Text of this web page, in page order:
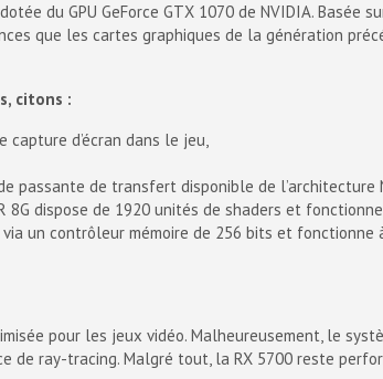
du GPU GeForce GTX 1070 de NVIDIA. Basée
que les cartes graphiques de la génération
citons :
d’écran dans le jeu,
passante de transfert disponible de l’architecture
8G dispose de 1920 unités de shaders et
via un contrôleur mémoire de 256 bits et
pour les jeux vidéo. Malheureusement, le
de ray-tracing. Malgré tout, la RX 5700 reste